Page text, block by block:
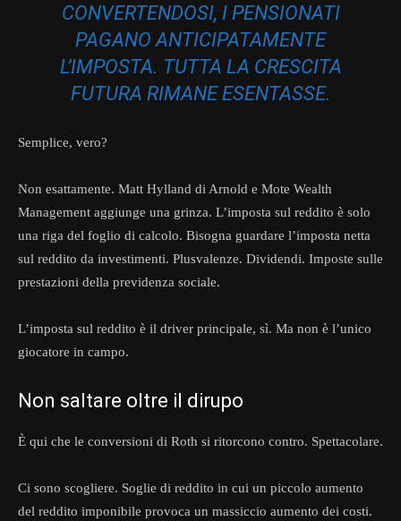
CONVERTENDOSI, I PENSIONATI
PAGANO ANTICIPATAMENTE
L’IMPOSTA. TUTTA LA CRESCITA
FUTURA RIMANE ESENTASSE.
Semplice, vero?
Non esattamente. Matt Hylland di Arnold e Mote Wealth
Management aggiunge una grinza. L’imposta sul reddito è solo
una riga del foglio di calcolo. Bisogna guardare l’imposta netta
sul reddito da investimenti. Plusvalenze. Dividendi. Imposte sulle
prestazioni della previdenza sociale.
L’imposta sul reddito è il driver principale, sì. Ma non è l’unico
giocatore in campo.
Non saltare oltre il dirupo
È qui che le conversioni di Roth si ritorcono contro. Spettacolare.
Ci sono scogliere. Soglie di reddito in cui un piccolo aumento
del reddito imponibile provoca un massiccio aumento dei costi.